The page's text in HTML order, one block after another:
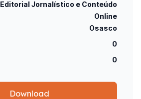
Editorial Jornalístico e Conteúdo
Online
Osasco
0
0
Download